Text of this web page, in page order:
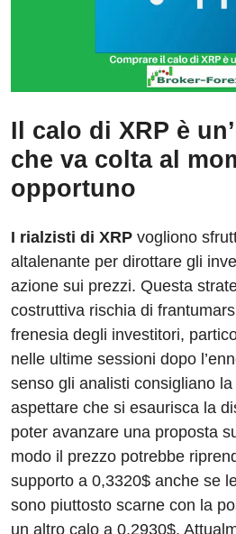
Il calo di XRP è
che va colta al
opportuno
I rialzisti di XRP vogliono
altalenante per dirottare gli
azione sui prezzi. Questa
costruttiva rischia di
frenesia degli investitori,
nelle ultime sessioni dopo
senso gli analisti consigliano
aspettare che si esaurisca la
poter avanzare una proposta
modo il prezzo potrebbe
supporto a 0,3320$ anche se
sono piuttosto scarne con la
un altro calo a 0,2930$.